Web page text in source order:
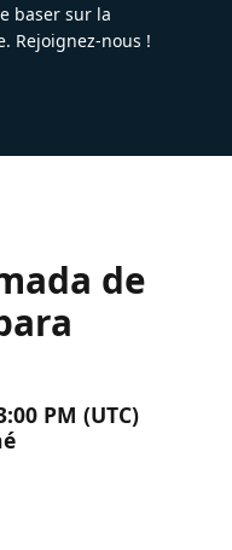
baser sur la
Rejoignez-nous !
de
PM (UTC)